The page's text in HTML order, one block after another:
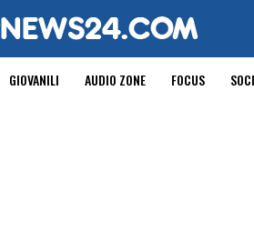
GIOVANILI AUDIO ZONE FOCUS